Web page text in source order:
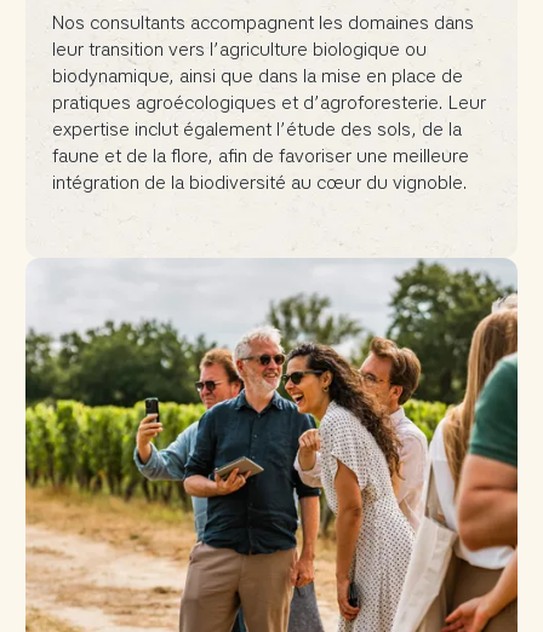
Nos consultants accompagnent les domaines dans
leur transition vers l’agriculture biologique ou
biodynamique, ainsi que dans la mise en place de
pratiques agroécologiques et d’agroforesterie. Leur
expertise inclut également l’étude des sols, de la
faune et de la flore, afin de favoriser une meilleure
intégration de la biodiversité au cœur du vignoble.